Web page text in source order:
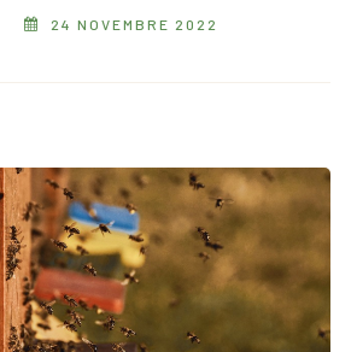
24 NOVEMBRE 2022